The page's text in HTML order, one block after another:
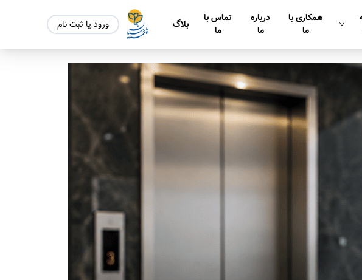
همکاری با
ما
درباره
ما
تماس با
ما
بلاگ ورود یا ثبت نام